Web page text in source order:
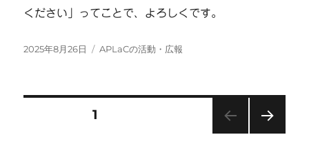
ください」ってことで、よろしくです。
投
2025年8月26日
カ
APLaCの活動・広報
固定ページ1